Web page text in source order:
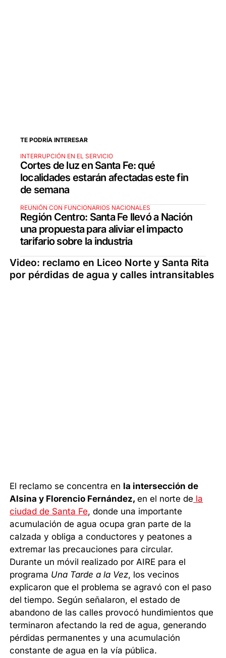
TE PODRÍA INTERESAR
INTERRUPCIÓN EN EL SERVICIO
Cortes de luz en Santa Fe: qué
localidades estarán afectadas este fin
de semana
REUNIÓN CON FUNCIONARIOS NACIONALES
Región Centro: Santa Fe llevó a Nación
una propuesta para aliviar el impacto
tarifario sobre la industria
Video: reclamo en Liceo Norte y Santa Rita
por pérdidas de agua y calles intransitables
El reclamo se concentra en la intersección de
Alsina y Florencio Fernández,en el norte de la
ciudad de Santa Fe, donde una importante
acumulación de agua ocupa gran parte de la
calzada y obliga a conductores y peatones a
extremar las precauciones para circular.
Durante un móvil realizado por AIRE para el
programa Una Tarde a la Vez, los vecinos
explicaron que el problema se agravó con el paso
del tiempo. Según señalaron, el estado de
abandono de las calles provocó hundimientos que
terminaron afectando la red de agua, generando
pérdidas permanentes y una acumulación
constante de agua en la vía pública.